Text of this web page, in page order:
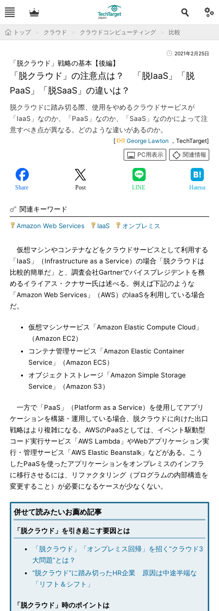
トップ クラウド クラウドコンピューティング 比較
2021年2月25日
「脱クラウド」の注意点は？ 「脱IaaS」「脱
PaaS」「脱SaaS」の違いは？
「脱クラウド」戦略の基本【後編】
脱クラウドに踏み切る際、使用をやめるクラウドサービスが
「IaaS」なのか、「PaaS」なのか、「SaaS」なのかによって注
意すべき点が異なる。どのような違いがあるのか。
[ George Lawton ，TechTarget]
PC用表示
関連情報
Share Post LINE Hatena
関連キーワード
Amazon Web Services IaaS オンプレミス
仮想マシンやコンテナなどをクラウドサービスとして利用する
「IaaS」（Infrastructure as a Service）の場合「脱クラウドは
比較的簡単だ」と、調査会社Gartnerでバイスプレジデントを務
めるイライアス・クナサー氏は述べる。例えば下記のような
「Amazon Web Services」（AWS）のIaaSを利用している場合
だ。
仮想マシンサービス「Amazon Elastic Compute Cloud」
（Amazon EC2）
コンテナ管理サービス「Amazon Elastic Container
Service」（Amazon ECS）
オブジェクトストレージ「Amazon Simple Storage
Service」（Amazon S3）
一方で「PaaS」（Platform as a Service）を使用してアプリ
ケーションを構築・運用している場合、脱クラウドに向けた出口
戦略はより複雑になる。AWSのPaaSとしては、イベント駆動型
コード実行サービス「AWS Lambda」やWebアプリケーション実
行・管理サービス「AWS Elastic Beanstalk」などがある。こう
したPaaSを使ったアプリケーションをオンプレミスのインフラ
に移行させるには、リファクタリング（プログラムの内部構造を
変更すること）が必要になるケースが少なくない。
併せて読みたいお薦め記事
「脱クラウド」を引き起こす要因とは
「脱クラウド」「オンプレミス回帰」を招く“クラウド3
大問題”とは？
“脱クラウド”に踏み切ったHR企業 原因は中途半端な
「リフト＆シフト」
「脱クラウド」時のポイントは